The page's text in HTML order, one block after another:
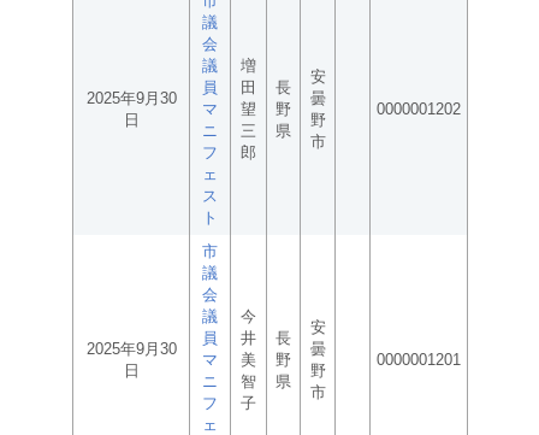
2025年9月30
日
議
会
議
員
マ
ニ
フ
ェ
ス
ト
増
田
望
三
郎
長
野
県
安
曇
野
市
0000001202
2025年9月30
日
市
議
会
議
員
マ
ニ
フ
ェ
今
井
美
智
子
長
野
県
安
曇
野
市
0000001201